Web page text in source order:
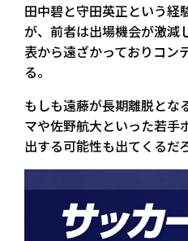
田中碧と守田英正という経
が、前者は出場機会が激減
表から遠ざかっておりコン
る。
もしも遠藤が長期離脱とな
マや佐野航大といった若手
出する可能性も出てくるだ